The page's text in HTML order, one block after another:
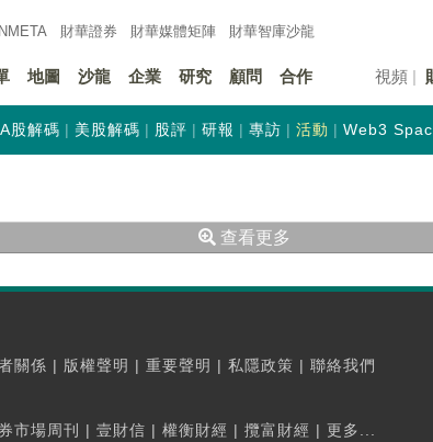
財華證券 財華媒體矩陣 財華智庫沙龍
地圖 沙龍 企業 研究 顧問 合作 視頻
A股解碼 美股解碼 股評 研報 專訪 活動 Web3
查看更多
關係 | 版權聲明 | 重要聲明 | 私隱政策 | 聯絡我們
市場周刊 | 壹財信 | 權衡財經 | 攬富財經 | 更多...